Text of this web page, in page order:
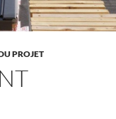
PROJET